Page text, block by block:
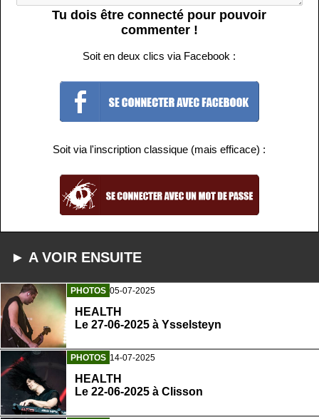
Tu dois être connecté pour pouvoir
commenter !
Soit en deux clics via Facebook :
Soit via l'inscription classique (mais efficace) :
► A VOIR ENSUITE
PHOTOS 05-07-2025
HEALTH
Le 27-06-2025 à Ysselsteyn
PHOTOS 14-07-2025
HEALTH
Le 22-06-2025 à Clisson